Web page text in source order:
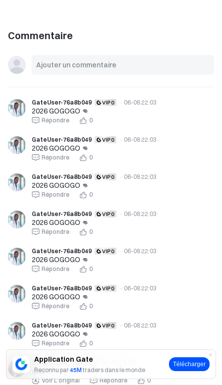
Application Gate
Reconnu par45M traders dans le monde
Télécharger
Commentaire
GateUser-76a8b049 · 06-08 22:03
2026 GOGOGO 👊
Répondre 0
GateUser-76a8b049 · 06-08 22:03
2026 GOGOGO 👊
Répondre 0
GateUser-76a8b049 · 06-08 22:03
2026 GOGOGO 👊
Répondre 0
GateUser-76a8b049 · 06-08 22:03
2026 GOGOGO 👊
Répondre 0
GateUser-76a8b049 · 06-08 22:03
2026 GOGOGO 👊
Répondre 0
GateUser-76a8b049 · 06-08 22:03
2026 GOGOGO 👊
Répondre 0
GateUser-76a8b049 · 06-08 22:03
2026 GOGOGO 👊
Répondre 0
freeplestine
quoi
Voir L'original Répondre 0